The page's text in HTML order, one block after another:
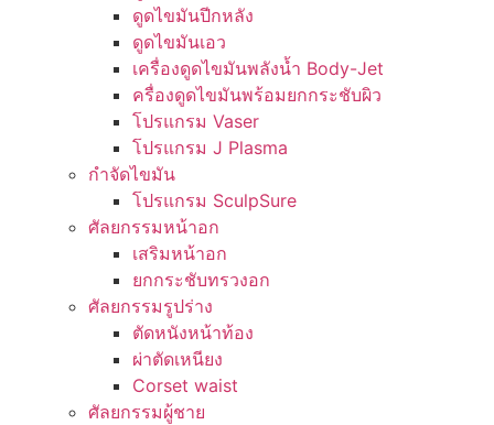
ดูดไขมันปีกหลัง
ดูดไขมันเอว
เครื่องดูดไขมันพลังน้ำ Body-Jet
ครื่องดูดไขมันพร้อมยกกระชับผิว
โปรแกรม Vaser
โปรแกรม J Plasma
กำจัดไขมัน
โปรแกรม SculpSure
ศัลยกรรมหน้าอก
เสริมหน้าอก
ยกกระชับทรวงอก
ศัลยกรรมรูปร่าง
ตัดหนังหน้าท้อง
ผ่าตัดเหนียง
Corset waist
ศัลยกรรมผู้ชาย